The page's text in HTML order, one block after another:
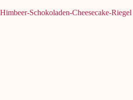
Himbeer-Schokoladen-Cheesecake-Riegel